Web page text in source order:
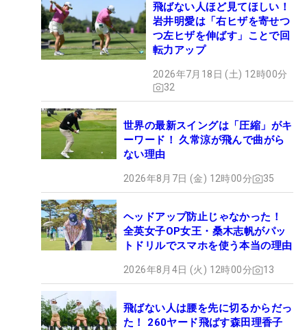
飛ばない人ほど見てほしい！
岩井明愛は「右ヒザを寄せつ
つ左ヒザを伸ばす」ことで回
転力アップ
2026年7月18日 (土) 12時00分
32
世界の最新スイングは「圧縮」がキ
ーワード！ 久常涼が飛んで曲がら
ない理由
2026年8月7日 (金) 12時00分 35
ヘッドアップ防止じゃなかった！
全英女子OP女王・桑木志帆がパッ
トドリルでスマホを使う本当の理由
2026年8月4日 (火) 12時00分 13
飛ばない人は腰を先に切るからだっ
た！ 260ヤード飛ばす森田理香子